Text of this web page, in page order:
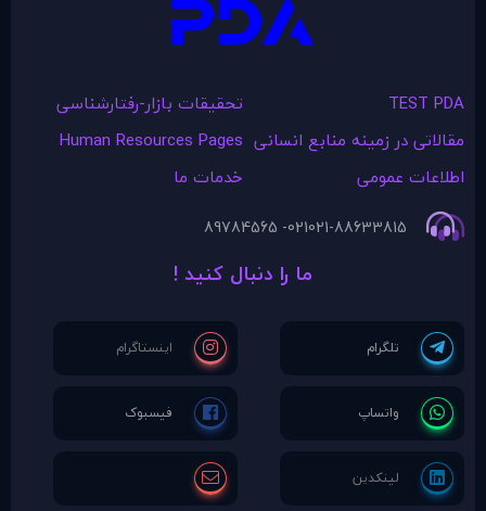
TEST PDA
تحقیقات بازار-رفتارشناسی
مقالاتی در زمينه منابع انسانی Human Resources Pages
اطلاعات عمومی
خدمات ما
021-88633815
021- 89784565
ما را دنبال کنید !